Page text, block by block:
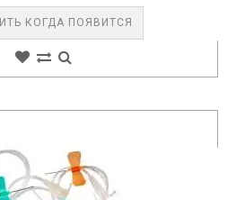
КОГДА ПОЯВИТСЯ